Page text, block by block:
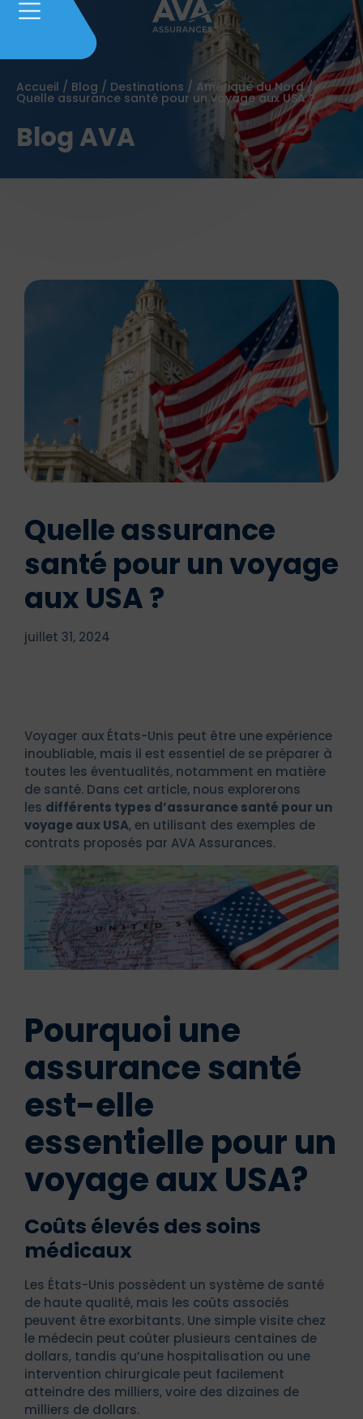
Accueil / Blog / Destinations / Amérique du Nord/
Quelle assurance santé pour un voyage aux USA ?
Blog AVA
Quelle assurance
santé pour un voyage
aux USA ?
juillet 31, 2024
Voyager aux États-Unis peut être une expérience
inoubliable, mais il est essentiel de se préparer à
toutes les éventualités, notamment en matière
de santé. Dans cet article, nous explorerons
les différents types d’assurance santé pour un
voyage aux USA, en utilisant des exemples de
contrats proposés par AVA Assurances.
Pourquoi une
assurance santé
est-elle
essentielle pour un
voyage aux USA?
Coûts élevés des soins
médicaux
Les États-Unis possèdent un système de santé
de haute qualité, mais les coûts associés
peuvent être exorbitants. Une simple visite chez
le médecin peut coûter plusieurs centaines de
dollars, tandis qu’une hospitalisation ou une
intervention chirurgicale peut facilement
atteindre des milliers, voire des dizaines de
milliers de dollars.